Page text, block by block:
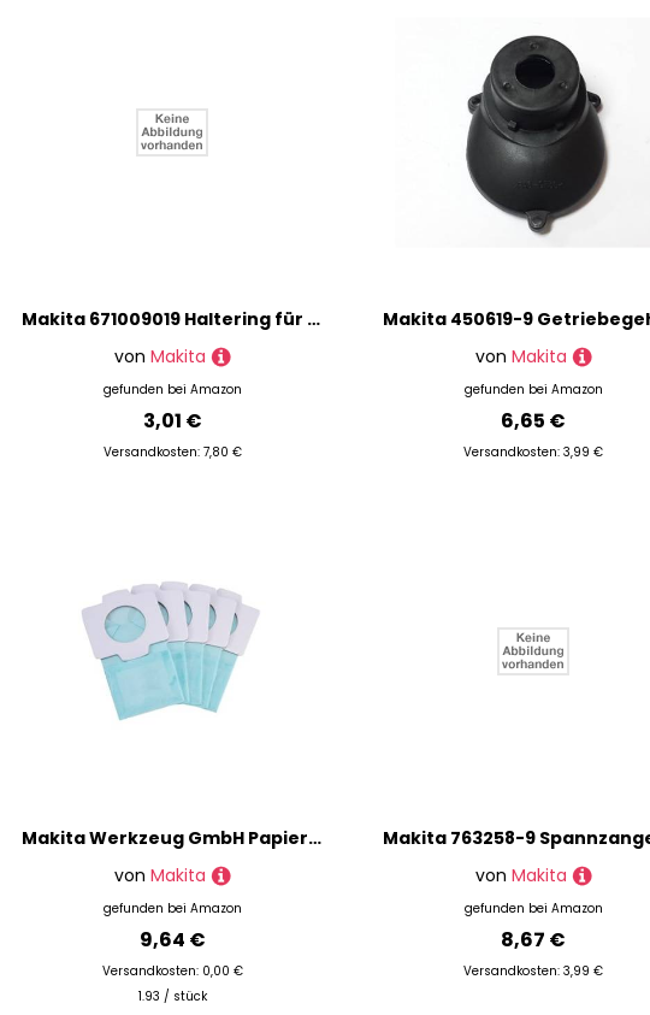
Makita 671009019 Haltering für Modell EM-460S
von Makita
gefunden bei Amazon
3,01 €
Versandkosten: 7,80 €
von Makita
gefunden bei Amazon
6,65 €
Versandkosten: 3,99 €
Makita Werkzeug GmbH Papierfilter, 194566-1, 5er Pack
von Makita
gefunden bei Amazon
9,64 €
Versandkosten: 0,00 €
1.93 / stück
von Makita
gefunden bei Amazon
8,67 €
Versandkosten: 3,99 €